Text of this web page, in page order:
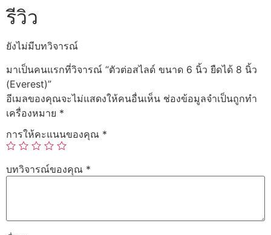
ชิ้น
รีวิว
ยังไม่มีบทวิจารณ์
มาเป็นคนแรกที่วิจารณ์ “ตัวต่อสไลด์ ขนาด 6 นิ้ว ยืดได้ 8 นิ้ว
(Everest)”
อีเมลของคุณจะไม่แสดงให้คนอื่นเห็น ช่องข้อมูลจำเป็นถูกทำ
เครื่องหมาย *
การให้คะแนนของคุณ *
บทวิจารณ์ของคุณ *